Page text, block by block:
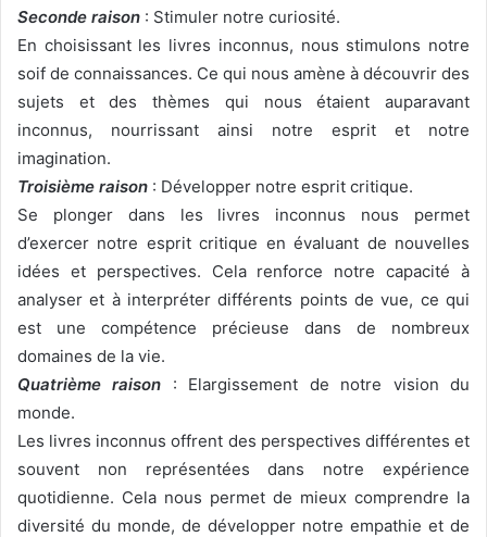
Seconde raison : Stimuler notre curiosité.
En choisissant les livres inconnus, nous stimulons notre
soif de connaissances. Ce qui nous amène à découvrir des
sujets et des thèmes qui nous étaient auparavant
inconnus, nourrissant ainsi notre esprit et notre
imagination.
Troisième raison : Développer notre esprit critique.
Se plonger dans les livres inconnus nous permet
d’exercer notre esprit critique en évaluant de nouvelles
idées et perspectives. Cela renforce notre capacité à
analyser et à interpréter différents points de vue, ce qui
est une compétence précieuse dans de nombreux
domaines de la vie.
Quatrième raison : Elargissement de notre vision du
monde.
Les livres inconnus offrent des perspectives différentes et
souvent non représentées dans notre expérience
quotidienne. Cela nous permet de mieux comprendre la
diversité du monde, de développer notre empathie et de